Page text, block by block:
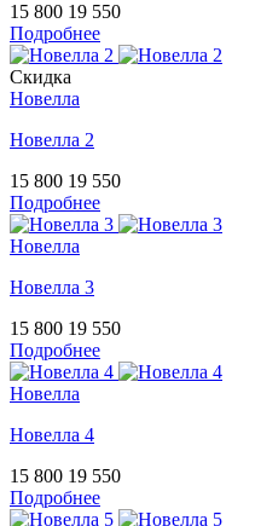
15 800 19 550
Подробнее
Скидка
Новелла
Новелла 2
15 800 19 550
Подробнее
Новелла
Новелла 3
15 800 19 550
Подробнее
Новелла
Новелла 4
15 800 19 550
Подробнее